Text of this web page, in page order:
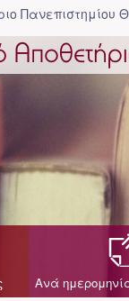
Πανεπιστημίου
Ανά